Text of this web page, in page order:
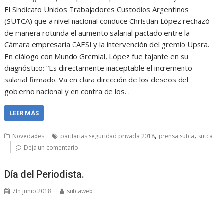
El Sindicato Unidos Trabajadores Custodios Argentinos
(SUTCA) que a nivel nacional conduce Christian López rechazó
de manera rotunda el aumento salarial pactado entre la
Cámara empresaria CAESI y la intervención del gremio Upsra.
En diálogo con Mundo Gremial, López fue tajante en su
diagnóstico: “Es directamente inaceptable el incremento
salarial firmado. Va en clara dirección de los deseos del
gobierno nacional y en contra de los…
LEER MÁS
Novedades paritarias seguridad privada 2018, prensa sutca, sutca
Deja un comentario
Día del Periodista.
7th junio 2018 sutcaweb